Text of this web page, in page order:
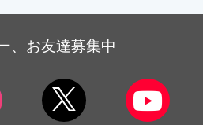
、お友達募集中